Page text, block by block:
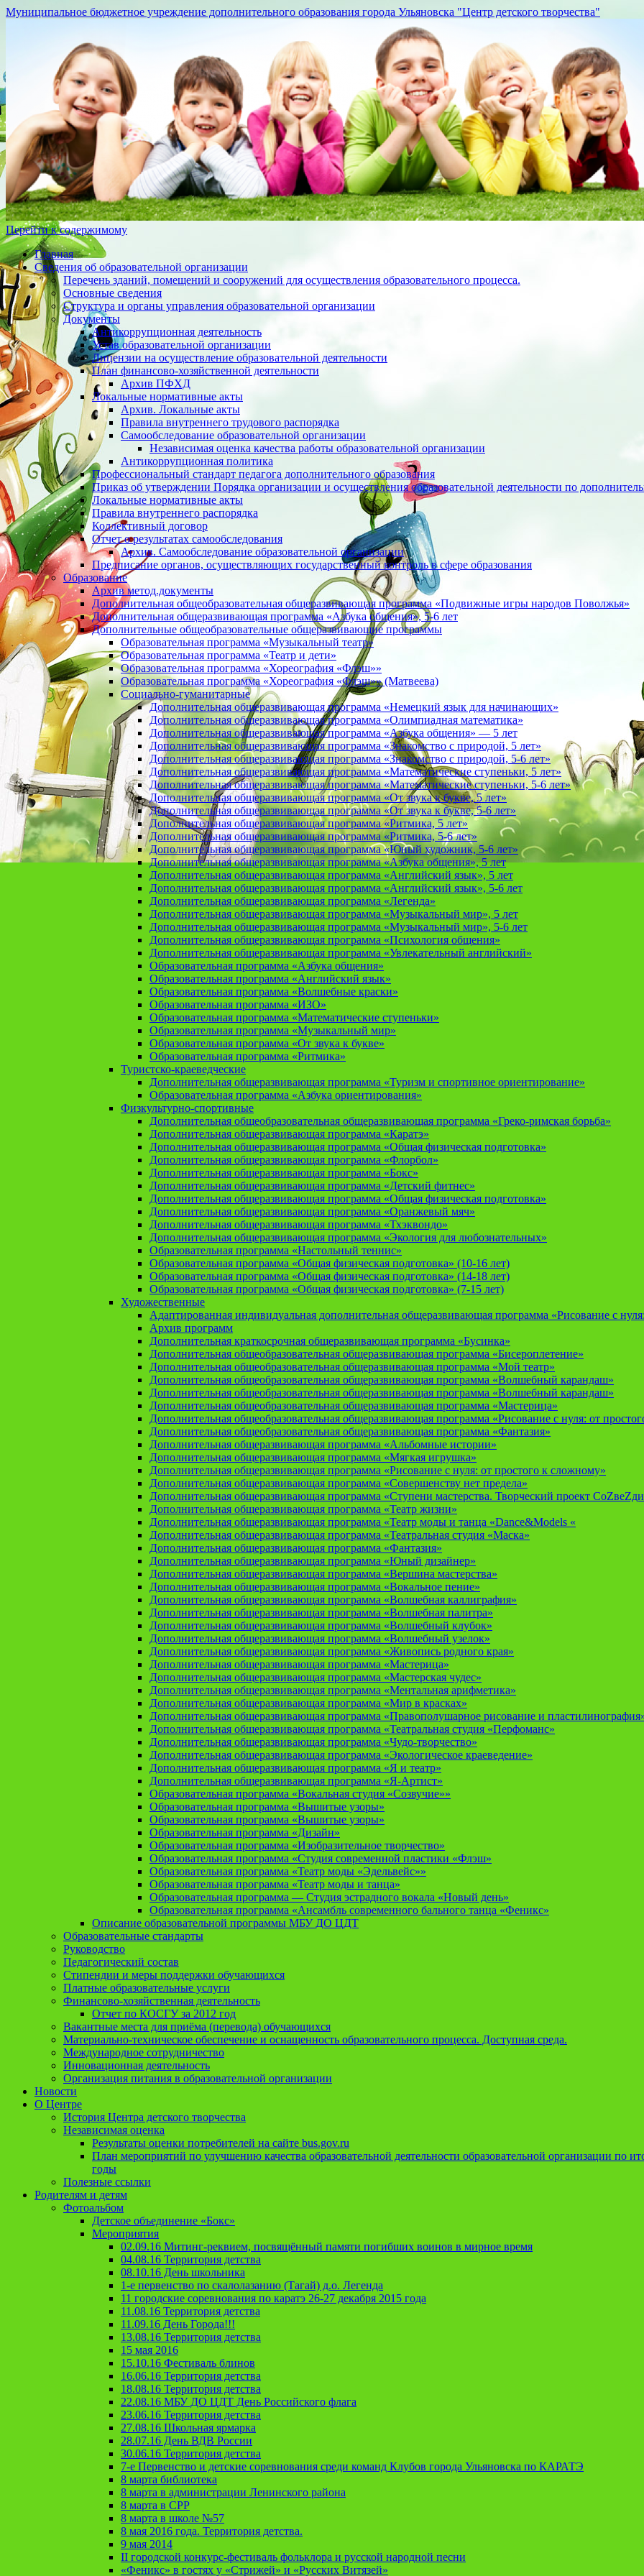
Муниципальное бюджетное учреждение дополнительного образования города Ульяновска "Центр детского творчества"
Перейти к содержимому
Главная
Сведения об образовательной организации
Перечень зданий, помещений и сооружений для осуществления образовательного процесса.
Основные сведения
Структура и органы управления образовательной организации
Документы
Антикоррупционная деятельность
Устав образовательной организации
Лицензии на осуществление образовательной деятельности
План финансово-хозяйственной деятельности
Архив ПФХД
Локальные нормативные акты
Архив. Локальные акты
Правила внутреннего трудового распорядка
Cамообследование образовательной организации
Независимая оценка качества работы образовательной организации
Антикоррупционная политика
Профессиональный стандарт педагога дополнительного образования
Приказ об утверждении Порядка организации и осуществления образовательной деятельности по
Локальные нормативные акты
Правила внутреннего распорядка
Коллективный договор
Отчет о результатах самообследования
Архив. Cамообследование образовательной организации
Предписание органов, осуществляющих государственный контроль в сфере образования
Образование
Архив метод.документы
Дополнительная общеобразовательная общеразвивающая программа «Подвижные игры народов Поволжья»
Дополнительная общеразвивающая программа «Азбука общения», 5-6 лет
Дополнительные общеобразовательные общеразвивающие программы
Образовательная программа «Музыкальный театр»
Образовательная программа «Театр и дети»
Образовательная программа «Хореография «Флэш»»
Образовательная программа «Хореография «Флэш»» (Матвеева)
Социально-гуманитарные
Дополнительная общеразвивающая программа «Немецкий язык для начинающих»
Дополнительная общеразвивающая программа «Олимпиадная математика»
Дополнительная общеразвивающая программа «Азбука общения» — 5 лет
Дополнительная общеразвивающая программа «Знакомство с природой, 5 лет»
Дополнительная общеразвивающая программа «Знакомство с природой, 5-6 лет»
Дополнительная общеразвивающая программа «Математические ступеньки, 5 лет»
Дополнительная общеразвивающая программа «Математические ступеньки, 5-6 лет»
Дополнительная общеразвивающая программа «От звука к букве, 5 лет»
Дополнительная общеразвивающая программа «От звука к букве, 5-6 лет»
Дополнительная общеразвивающая программа «Ритмика, 5 лет»
Дополнительная общеразвивающая программа «Ритмика, 5-6 лет»
Дополнительная общеразвивающая программа «Юный художник, 5-6 лет»
Дополнительная общеразвивающая программа «Азбука общения», 5 лет
Дополнительная общеразвивающая программа «Английский язык», 5 лет
Дополнительная общеразвивающая программа «Английский язык», 5-6 лет
Дополнительная общеразвивающая программа «Легенда»
Дополнительная общеразвивающая программа «Музыкальный мир», 5 лет
Дополнительная общеразвивающая программа «Музыкальный мир», 5-6 лет
Дополнительная общеразвивающая программа «Психология общения»
Дополнительная общеразвивающая программа «Увлекательный английский»
Образовательная программа «Азбука общения»
Образовательная программа «Английский язык»
Образовательная программа «Волшебные краски»
Образовательная программа «ИЗО»
Образовательная программа «Математические ступеньки»
Образовательная программа «Музыкальный мир»
Образовательная программа «От звука к букве»
Образовательная программа «Ритмика»
Туристско-краеведческие
Дополнительная общеразвивающая программа «Туризм и спортивное ориентирование»
Образовательная программа «Азбука ориентирования»
Физкультурно-спортивные
Дополнительная общеобразовательная общеразвивающая программа «Греко-римская борьба»
Дополнительная общеразвивающая программа «Каратэ»
Дополнительная общеразвивающая программа «Общая физическая подготовка»
Дополнительная общеразвивающая программа «Флорбол»
Дополнительная общеразвивающая программа «Бокс»
Дополнительная общеразвивающая программа «Детский фитнес»
Дополнительная общеразвивающая программа «Общая физическая подготовка»
Дополнительная общеразвивающая программа «Оранжевый мяч»
Дополнительная общеразвивающая программа «Тхэквондо»
Дополнительная общеразвивающая программа «Экология для любознательных»
Образовательная программа «Настольный теннис»
Образовательная программа «Общая физическая подготовка» (10-16 лет)
Образовательная программа «Общая физическая подготовка» (14-18 лет)
Образовательная программа «Общая физическая подготовка» (7-15 лет)
Художественные
Адаптированная индивидуальная дополнительная общеразвивающая программа «Рисование с
Архив программ
Дополнительная краткосрочная общеразвивающая программа «Бусинка»
Дополнительная общеобразовательная общеразвивающая программа «Бисероплетение»
Дополнительная общеобразовательная общеразвивающая программа «Мой театр»
Дополнительная общеобразовательная общеразвивающая программа «Волшебный карандаш»
Дополнительная общеобразовательная общеразвивающая программа «Волшебный карандаш»
Дополнительная общеобразовательная общеразвивающая программа «Мастерица»
Дополнительная общеобразовательная общеразвивающая программа «Рисование с нуля: от
Дополнительная общеобразовательная общеразвивающая программа «Фантазия»
Дополнительная общеразвивающая программа «Альбомные истории»
Дополнительная общеразвивающая программа «Мягкая игрушка»
Дополнительная общеразвивающая программа «Рисование с нуля: от простого к сложному»
Дополнительная общеразвивающая программа «Совершенству нет предела»
Дополнительная общеразвивающая программа «Ступени мастерства. Творческий проект
Дополнительная общеразвивающая программа «Театр жизни»
Дополнительная общеразвивающая программа «Театр моды и танца «Dance&Models «
Дополнительная общеразвивающая программа «Театральная студия «Маска»
Дополнительная общеразвивающая программа «Фантазия»
Дополнительная общеразвивающая программа «Юный дизайнер»
Дополнительная общеразвивающая программа «Вершина мастерства»
Дополнительная общеразвивающая программа «Вокальное пение»
Дополнительная общеразвивающая программа «Волшебная каллиграфия»
Дополнительная общеразвивающая программа «Волшебная палитра»
Дополнительная общеразвивающая программа «Волшебный клубок»
Дополнительная общеразвивающая программа «Волшебный узелок»
Дополнительная общеразвивающая программа «Живопись родного края»
Дополнительная общеразвивающая программа «Мастерица»
Дополнительная общеразвивающая программа «Мастерская чудес»
Дополнительная общеразвивающая программа «Ментальная арифметика»
Дополнительная общеразвивающая программа «Мир в красках»
Дополнительная общеразвивающая программа «Правополушарное рисование и
Дополнительная общеразвивающая программа «Театральная студия «Перфоманс»
Дополнительная общеразвивающая программа «Чудо-творчество»
Дополнительная общеразвивающая программа «Экологическое краеведение»
Дополнительная общеразвивающая программа «Я и театр»
Дополнительная общеразвивающая программа «Я-Артист»
Образовательная программа «Вокальная студия «Созвучие»»
Образовательная программа «Вышитые узоры»
Образовательная программа «Вышитые узоры»
Образовательная программа «Дизайн»
Образовательная программа «Изобразительное творчество»
Образовательная программа «Студия современной пластики «Флэш»
Образовательная программа «Театр моды «Эдельвейс»»
Образовательная программа «Театр моды и танца»
Образовательная программа — Студия эстрадного вокала «Новый день»
Образовательная программа «Ансамбль современного бального танца «Феникс»
Описание образовательной программы МБУ ДО ЦДТ
Образовательные стандарты
Руководство
Педагогический состав
Стипендии и меры поддержки обучающихся
Платные образовательные услуги
Финансово-хозяйственная деятельность
Отчет по КОСГУ за 2012 год
Вакантные места для приёма (перевода) обучающихся
Материально-техническое обеспечение и оснащенность образовательного процесса. Доступная среда.
Международное сотрудничество
Инновационная деятельность
Организация питания в образовательной организации
Новости
О Центре
История Центра детского творчества
Независимая оценка
Результаты оценки потребителей на сайте bus.gov.ru
План мероприятий по улучшению качества образовательной деятельности образовательной организации по
годы
Полезные ссылки
Родителям и детям
Фотоальбом
Детское объединение «Бокс»
Мероприятия
02.09.16 Митинг-реквием, посвящённый памяти погибших воинов в мирное время
04.08.16 Территория детства
08.10.16 День школьника
1-е первенство по скалолазанию (Тагай) д.о. Легенда
11 городские соревнования по каратэ 26-27 декабря 2015 года
11.08.16 Территория детства
11.09.16 День Города!!!
13.08.16 Территория детства
15 мая 2016
15.10.16 Фестиваль блинов
16.06.16 Территория детства
18.08.16 Территория детства
22.08.16 МБУ ДО ЦДТ День Российского флага
23.06.16 Территория детства
27.08.16 Школьная ярмарка
28.07.16 День ВДВ России
30.06.16 Территория детства
7-е Первенство и детские соревнования среди команд Клубов города Ульяновска по КАРАТЭ
8 марта библиотека
8 марта в администрации Ленинского района
8 марта в СРР
8 марта в школе №57
8 мая 2016 года. Территория детства.
9 мая 2014
II городской конкурс-фестиваль фольклора и русской народной песни
«Феникс» в гостях у «Стрижей» и «Русских Витязей»